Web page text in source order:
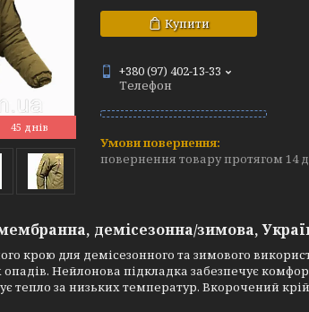
45 днів
Купити
+380 (97) 402-13-33
Телефон
повернення товару протягом 14
демісезонна/зимова,
крою для демісезонного та зимового
опадів. Нейлонова підкладка забезпечує
тепло за низьких температур. Вкорочений